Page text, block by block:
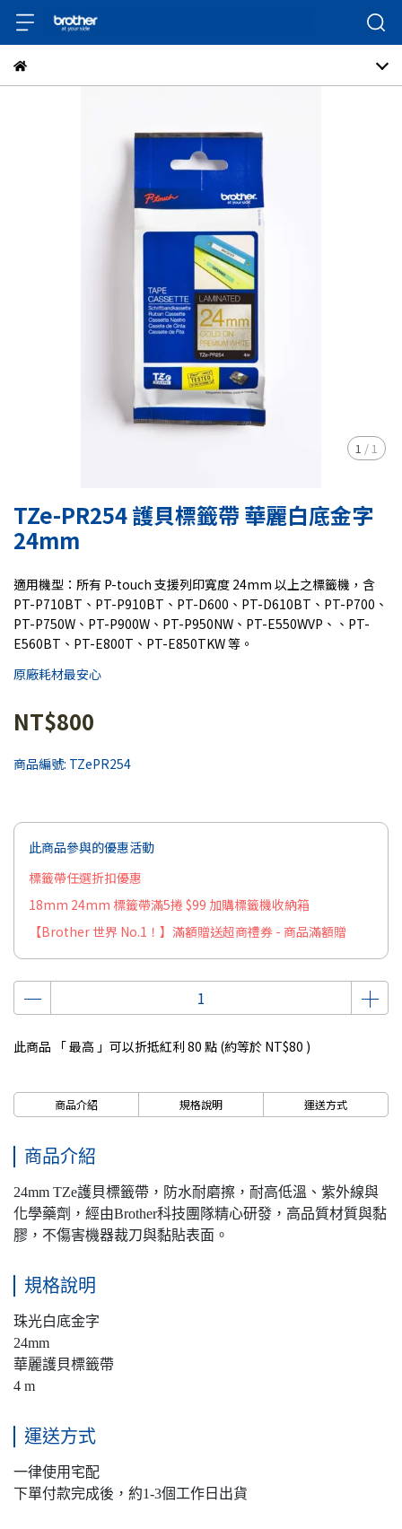
1 / 1
TZe-PR254 護貝標籤帶 華麗白底金字
24mm
適用機型：所有 P-touch 支援列印寬度 24mm 以上之標籤機，含
PT-P710BT、PT-P910BT、PT-D600、PT-D610BT、PT-P700、
PT-P750W、PT-P900W、PT-P950NW、PT-E550WVP、、PT-
E560BT、PT-E800T、PT-E850TKW 等。
原廠耗材最安心
NT$800
商品編號: TZePR254
此商品參與的優惠活動
標籤帶任選折扣優惠
18mm 24mm 標籤帶滿5捲 $99 加購標籤機收納箱
【Brother 世界 No.1！】滿額贈送超商禮券 - 商品滿額贈
此商品 「 最高 」可以折抵紅利 80 點 (約等於 NT$80 )
商品介紹 規格說明 運送方式
商品介紹
24mm TZe護貝標籤帶，防水耐磨擦，耐高低溫、紫外線與
化學藥劑，經由Brother科技團隊精心研發，高品質材質與黏
膠，不傷害機器裁刀與黏貼表面。
規格說明
珠光白底金字
24mm
華麗護貝標籤帶
4 m
運送方式
一律使用宅配
下單付款完成後，約1-3個工作日出貨